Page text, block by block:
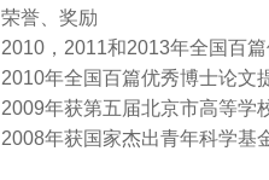
荣誉、奖励
2010，2011和2013年全国百
2010年全国百篇优秀博士论文
2009年获第五届北京市高等学
2008年获国家杰出青年科学基